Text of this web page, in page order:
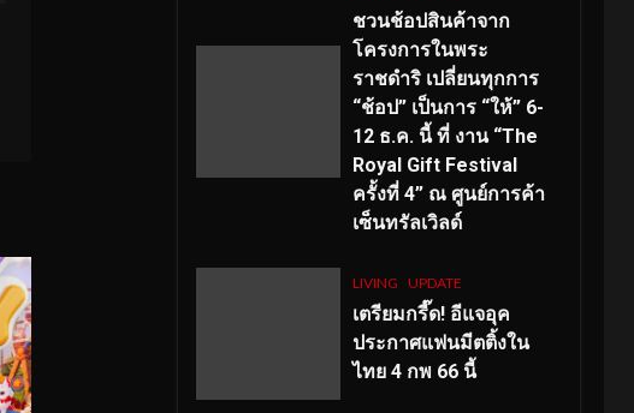
ชวนช้อปสินค้าจาก
โครงการในพระ
ราชดำริ เปลี่ยนทุกการ
“ช้อป” เป็นการ “ให้” 6-
12 ธ.ค. นี้ ที่ งาน “The
Royal Gift Festival
ครั้งที่ 4” ณ ศูนย์การค้า
เซ็นทรัลเวิลด์
LIVING UPDATE
เตรียมกรี๊ด! อีแจอุค
ประกาศแฟนมีตติ้งใน
ไทย 4 กพ 66 นี้